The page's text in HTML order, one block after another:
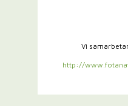
Vi
http://